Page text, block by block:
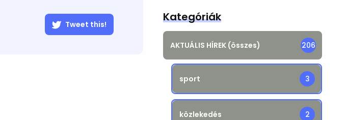
Tweet this!
Kategóriák
AKTUÁLIS HÍREK (összes) 206
sport 3
közlekedés 2